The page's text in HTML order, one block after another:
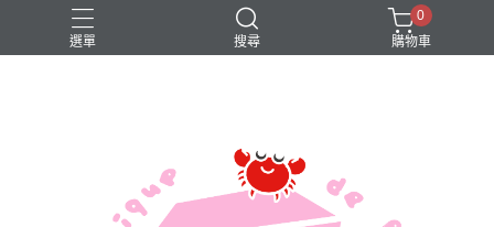
選單 搜尋
0
購物車